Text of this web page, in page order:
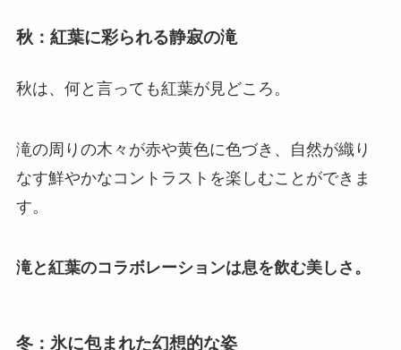
秋： 紅葉に彩られる静寂の滝
秋は、何と言っても紅葉が見どころ。
滝の周りの木々が赤や黄色に色づき、自然が織り
なす鮮やかなコントラストを楽しむことができま
す。
滝と紅葉のコラボレーションは息を飲む美しさ。
冬：氷に包まれた幻想的な姿